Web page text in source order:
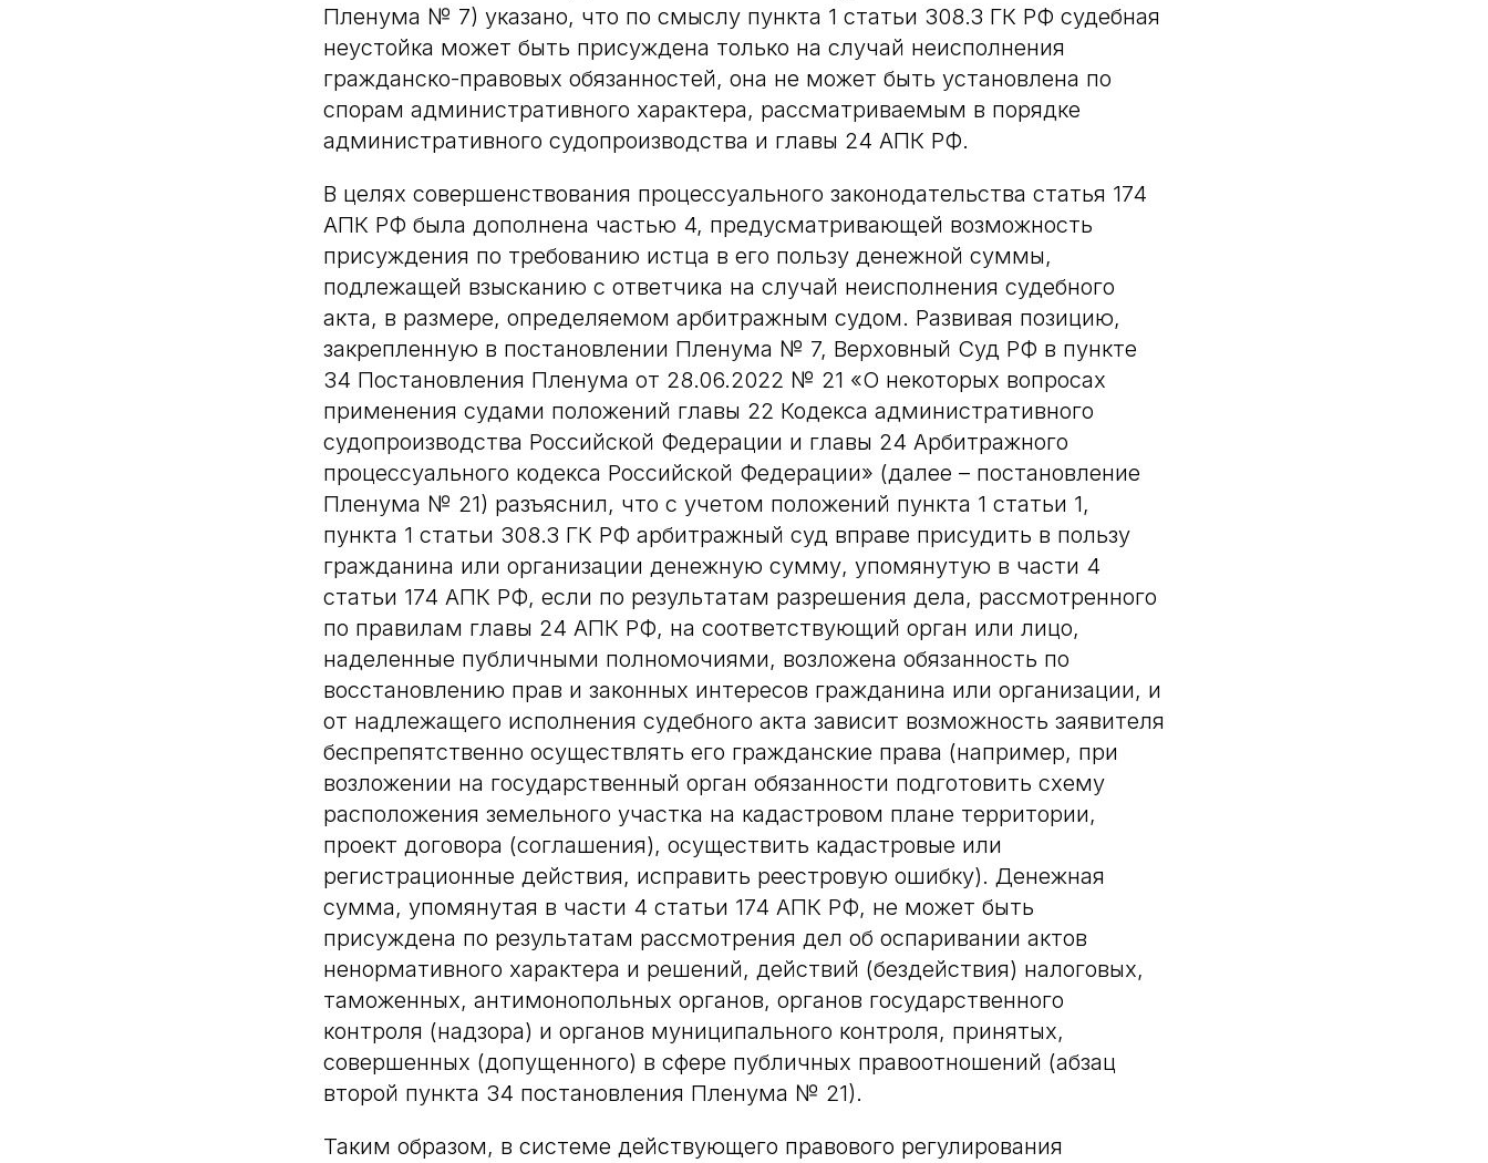
Пленума № 7) указано, что по смыслу пункта 1 статьи 308.3 ГК РФ судебная
неустойка может быть присуждена только на случай неисполнения
гражданско-правовых обязанностей, она не может быть установлена по
спорам административного характера, рассматриваемым в порядке
административного судопроизводства и главы 24 АПК РФ.
В целях совершенствования процессуального законодательства статья 174
АПК РФ была дополнена частью 4, предусматривающей возможность
присуждения по требованию истца в его пользу денежной суммы,
подлежащей взысканию с ответчика на случай неисполнения судебного
акта, в размере, определяемом арбитражным судом. Развивая позицию,
закрепленную в постановлении Пленума № 7, Верховный Суд РФ в пункте
34 Постановления Пленума от 28.06.2022 № 21 «О некоторых вопросах
применения судами положений главы 22 Кодекса административного
судопроизводства Российской Федерации и главы 24 Арбитражного
процессуального кодекса Российской Федерации» (далее – постановление
Пленума № 21) разъяснил, что с учетом положений пункта 1 статьи 1,
пункта 1 статьи 308.3 ГК РФ арбитражный суд вправе присудить в пользу
гражданина или организации денежную сумму, упомянутую в части 4
статьи 174 АПК РФ, если по результатам разрешения дела, рассмотренного
по правилам главы 24 АПК РФ, на соответствующий орган или лицо,
наделенные публичными полномочиями, возложена обязанность по
восстановлению прав и законных интересов гражданина или организации, и
от надлежащего исполнения судебного акта зависит возможность заявителя
беспрепятственно осуществлять его гражданские права (например, при
возложении на государственный орган обязанности подготовить схему
расположения земельного участка на кадастровом плане территории,
проект договора (соглашения), осуществить кадастровые или
регистрационные действия, исправить реестровую ошибку). Денежная
сумма, упомянутая в части 4 статьи 174 АПК РФ, не может быть
присуждена по результатам рассмотрения дел об оспаривании актов
ненормативного характера и решений, действий (бездействия) налоговых,
таможенных, антимонопольных органов, органов государственного
контроля (надзора) и органов муниципального контроля, принятых,
совершенных (допущенного) в сфере публичных правоотношений (абзац
второй пункта 34 постановления Пленума № 21).
Таким образом, в системе действующего правового регулирования